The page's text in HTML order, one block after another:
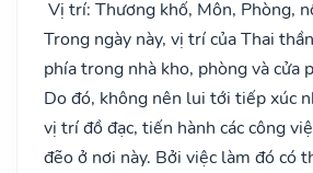
Vị trí: Thương khố, Môn, Phòng,
Trong ngày này, vị trí của Thai
phía trong nhà kho, phòng và cửa
Do đó, không nên lui tới tiếp xúc
vị trí đồ đạc, tiến hành các công
đẽo ở nơi này. Bởi việc làm đó có